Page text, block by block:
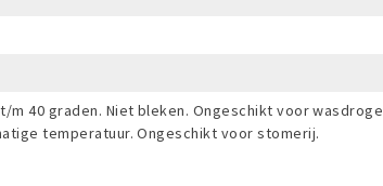
m 40 graden. Niet bleken. Ongeschikt voor
temperatuur. Ongeschikt voor stomerij.